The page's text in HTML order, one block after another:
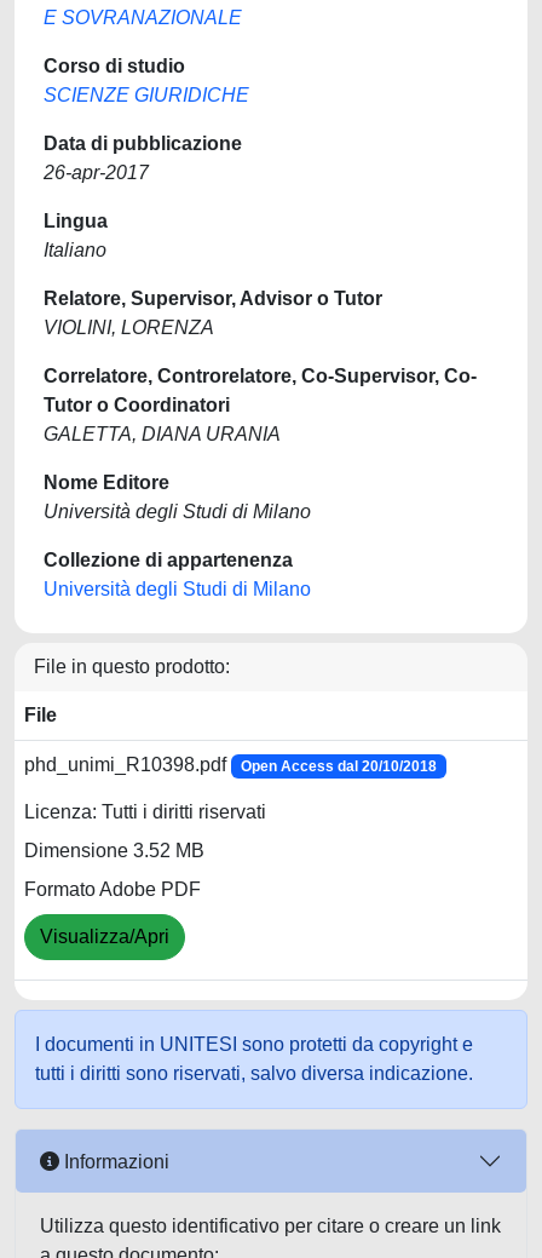
E SOVRANAZIONALE
Corso di studio
SCIENZE GIURIDICHE
Data di pubblicazione
26-apr-2017
Lingua
Italiano
Relatore, Supervisor, Advisor o Tutor
VIOLINI, LORENZA
Correlatore, Controrelatore, Co-Supervisor, Co-
Tutor o Coordinatori
GALETTA, DIANA URANIA
Nome Editore
Università degli Studi di Milano
Collezione di appartenenza
Università degli Studi di Milano
File in questo prodotto:
File
phd_unimi_R10398.pdf Open Access dal 20/10/2018
Licenza: Tutti i diritti riservati
Dimensione 3.52 MB
Formato Adobe PDF
Visualizza/Apri
I documenti in UNITESI sono protetti da copyright e
tutti i diritti sono riservati, salvo diversa indicazione.
Informazioni
Utilizza questo identificativo per citare o creare un link